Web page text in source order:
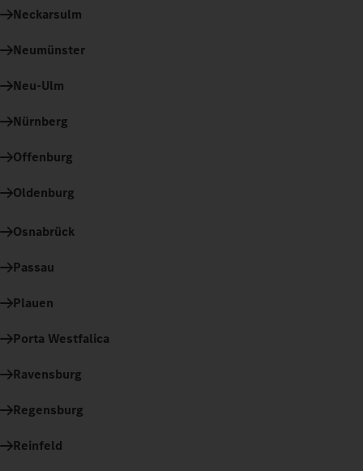
Neckarsulm
Neumünster
Neu-Ulm
Nürnberg
Offenburg
Oldenburg
Osnabrück
Passau
Plauen
Porta Westfalica
Ravensburg
Regensburg
Reinfeld